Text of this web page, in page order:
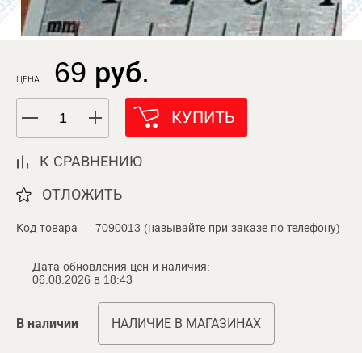
ЦЕНА 69 руб.
КУПИТЬ
К СРАВНЕНИЮ
ОТЛОЖИТЬ
Код товара — 7090013 (называйте при заказе по телефону)
Дата обновления цен и наличия:
06.08.2026 в 18:43
В наличии НАЛИЧИЕ В МАГАЗИНАХ